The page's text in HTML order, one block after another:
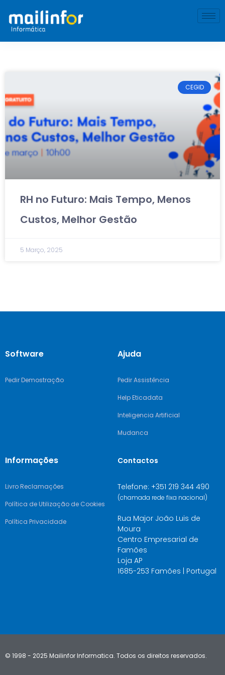
CEGID
RH no Futuro: Mais Tempo, Menos
Custos, Melhor Gestão
5 Março, 2025
Software
Pedir Demostração
Ajuda
Pedir Assistência
Help Eticadata
Inteligencia Artificial
Mudanca
Informações
Livro Reclamações
Política de Utilização de Cookies
Política Privacidade
Contactos
Telefone: +351 219 344 490
(chamada rede fixa nacional)
Rua Major João Luis de
Moura
Centro Empresarial de
Famões
Loja AP
1685-253 Famões | Portugal
© 1998 - 2025 Mailinfor Informatica. Todos os direitos reservados.